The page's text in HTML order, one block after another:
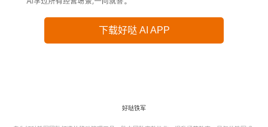
下载好哒 AI APP
好哒铁军